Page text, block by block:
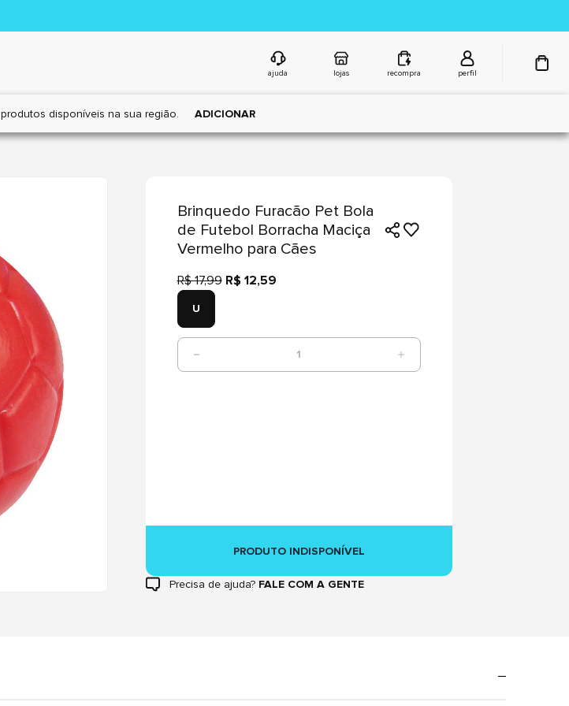
ajuda lojas recompra perfil
produtos disponíveis na sua região. ADICIONAR
Brinquedo Furacão Pet Bola
de Futebol Borracha Maciça
Vermelho para Cães
R$ 17,99 R$ 12,59
U
1
PRODUTO INDISPONÍVEL
Precisa de ajuda? FALE COM A GENTE